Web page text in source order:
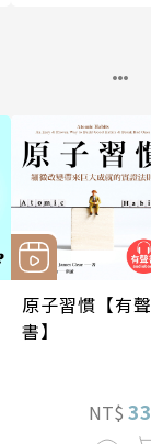
原子習慣【有聲
書】
NT$